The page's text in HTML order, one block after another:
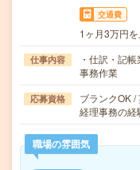
交通費
1ヶ月3万円
仕事内容
・仕訳・記
事務作業
応募資格
ブランクOK /
経理事務の経
職場の雰囲気